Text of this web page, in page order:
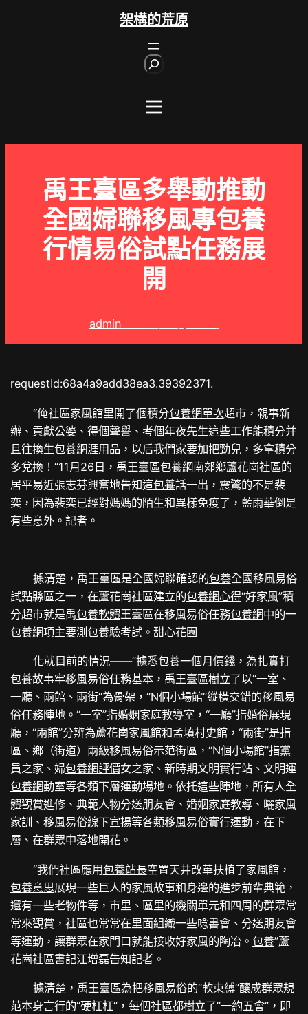
架構的荒原
禹王臺區多舉動推動
全國婦聯移風專包養
行情易俗試點任務展
開
admin
requestId:68a4a9add38ea3.39392371.
“俺社區家風館里開了個積分包養網單次超市，親事新
辦、貢獻公婆、得個聲譽、考個年夜先生這些工作能積分并
且往換生包養網涯用品，以后我們家要加把勁兒，多拿積分
多兌換！”11月26日，禹王臺區包養網南郊鄉蘆花崗社區的
居平易近張志芬興奮地告知這包養話一出，震驚的不是裴
奕，因為裴奕已經對媽媽的陌生和異樣免疫了，藍雨華倒是
有些意外。記者。
據清楚，禹王臺區是全國婦聯確認的包養全國移風易俗
試點縣區之一，在蘆花崗社區建立的包養網心得“好家風”積
分超市就是禹包養軟體王臺區在移風易俗任務包養網中的一
包養網項主要測包養驗考試。甜心花園
化就目前的情況——”據悉包養一個月價錢，為扎實打
包養故事牢移風易俗任務基本，禹王臺區樹立了以“一室、
一廳、兩館、兩街”為骨架，“N個小場館”縱橫交錯的移風易
俗任務陣地。“一室”指婚姻家庭教導室，“一廳”指婚俗展現
廳，“兩館”分辨為蘆花崗家風館和孟墳村史館，“兩街”是指
區、鄉（街道）兩級移風易俗示范街區，“N個小場館”指黨
員之家、婦包養網評價女之家、新時期文明實行站、文明運
包養網動室等各類下層運動場地。依托這些陣地，所有人全
體觀賞進修、典範人物分送朋友會、婚姻家庭教導、曬家風
家訓、移風易俗線下宣揚等各類移風易俗實行運動，在下
層、在群眾中落地開花。
“我們社區應用包養站長空置天井改革扶植了家風館，
包養意思展現一些巨人的家風故事和身邊的進步前輩典範，
還有一些老物件等，市里、區里的機關單元和四周的群眾常
常來觀賞，社區也常常在里面組織一些唸書會、分送朋友會
等運動，讓群眾在家門口就能接收好家風的陶冶。包養”蘆
花崗社區書記江增磊告知記者。
據清楚，禹王臺區為把移風易俗的“軟束縛”釀成群眾規
范本身言行的“硬杠杠”，每個社區都樹立了“一約五會”，即